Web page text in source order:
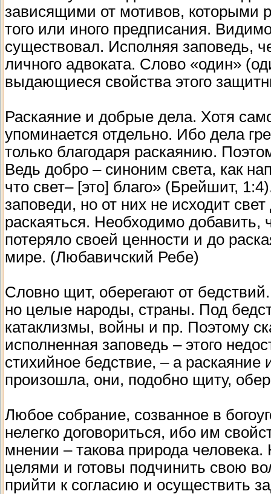
зависящими от мотивов, которыми
того или иного предписания.
существовал. Исполняя заповедь,
личного адвоката. Слово «один»
выдающиеся свойства этого
Раскаяние и добрые дела. Хотя
упоминается отдельно. Ибо дела
только благодаря раскаянию.
Ведь добро – синоним света, как
что свет– [это] благо» (Брейшит,
заповеди, но от них не исходит
раскаяться. Необходимо
потеряло своей ценности и до
мире. (Любавичский Ребе)
Словно щит, оберегают от
но целые народы, страны. Под
катаклизмы, войны и пр. Поэтому
исполненная заповедь – этого
стихийное бедствие, – а
произошла, они, подобно щиту,
Любое собрание, созванное в
нелегко договориться, ибо им
мнении – такова природа
целями и готовы подчинить свою
прийти к согласию и осуществить